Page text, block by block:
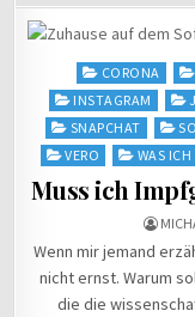
Posted
in
CORONA
INSTAGRAM
SNAPCHAT
VERO
WAS ICH
Muss ich
Wenn mir jemand
nicht ernst. Warum
die die